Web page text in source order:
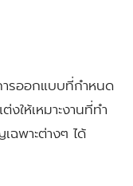
รออกแบบที่กำหนด
ให้เหมาะงานที่ทำ
ฉพาะต่างๆ ได้